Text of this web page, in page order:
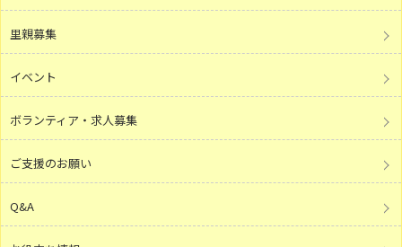
里親募集
イベント
ボランティア・求人募集
ご支援のお願い
Q&A